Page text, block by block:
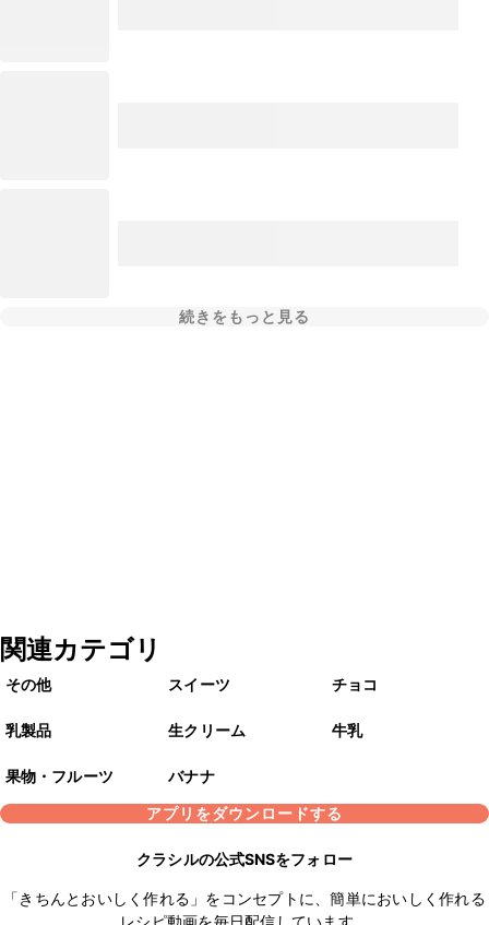
続きをもっと見る
関連カテゴリ
その他 スイーツ チョコ
乳製品 生クリーム 牛乳
果物・フルーツ
バナナ
アプリをダウンロードする
クラシルの公式SNSをフォロー
「きちんとおいしく作れる」をコンセプトに、簡単においしく作れる